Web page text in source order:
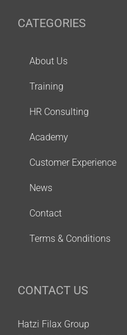
CATEGORIES
About Us
Training
HR Consulting
Academy
Customer Experience
News
Contact
Terms & Conditions
CONTACT US
Hatzi Filax Group